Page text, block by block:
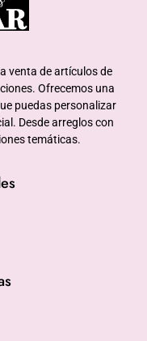
venta de artículos de
Ofrecemos una
puedas personalizar
Desde arreglos con
temáticas.